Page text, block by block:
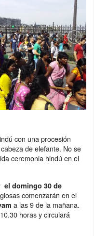
con una procesión
de elefante. No se
ceremonia hindú en el
el domingo 30 de
comenzarán en el
a las 9 de la mañana.
horas y circulará